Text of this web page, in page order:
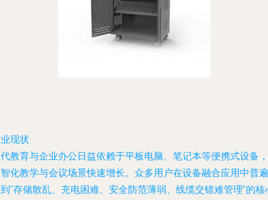
现状
教育与企业办公日益依赖于平板电脑、笔记本等便携式设备，
化教学与会议场景快速增长。众多用户在设备融合应用中普遍
“存储散乱、充电困难、安全防范薄弱、线缆交错难管理”的核